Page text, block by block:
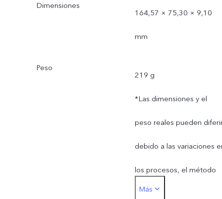
Dimensiones
164,57 × 75,30 × 9,10
mm
Peso
219 g
*Las dimensiones y el
peso reales pueden
debido a las variaciones
los procesos, el método
de medición y el
Más